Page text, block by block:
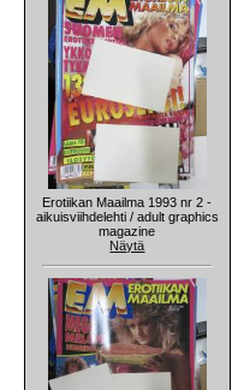
Erotiikan Maailma 1993 nr 2 -
aikuisviihdelehti / adult graphics
magazine
Näytä